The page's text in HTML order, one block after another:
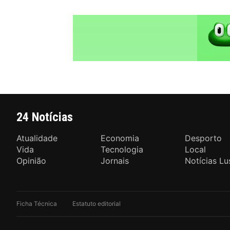
24 Notícias
Atualidade Economia
Desporto
Vida
Tecnologia
Local
Opinião
Jornais Notícias
Ficha Técnica Estatuto editorial